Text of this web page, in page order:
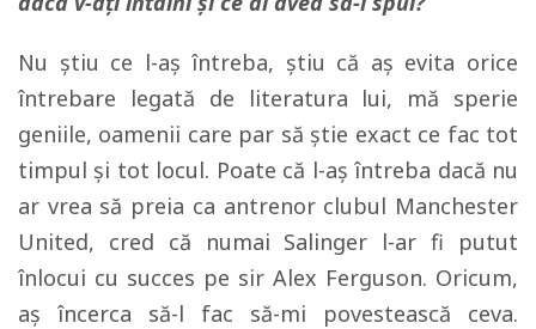
Nu știu ce l-aș întreba, știu că aș evita orice
întrebare legată de literatura lui, mă sperie
geniile, oamenii care par să știe exact ce fac tot
timpul și tot locul. Poate că l-aș întreba dacă nu
ar vrea să preia ca antrenor clubul Manchester
United, cred că numai Salinger l-ar fi putut
înlocui cu succes pe sir Alex Ferguson. Oricum,
aș încerca să-l fac să-mi povestească ceva.